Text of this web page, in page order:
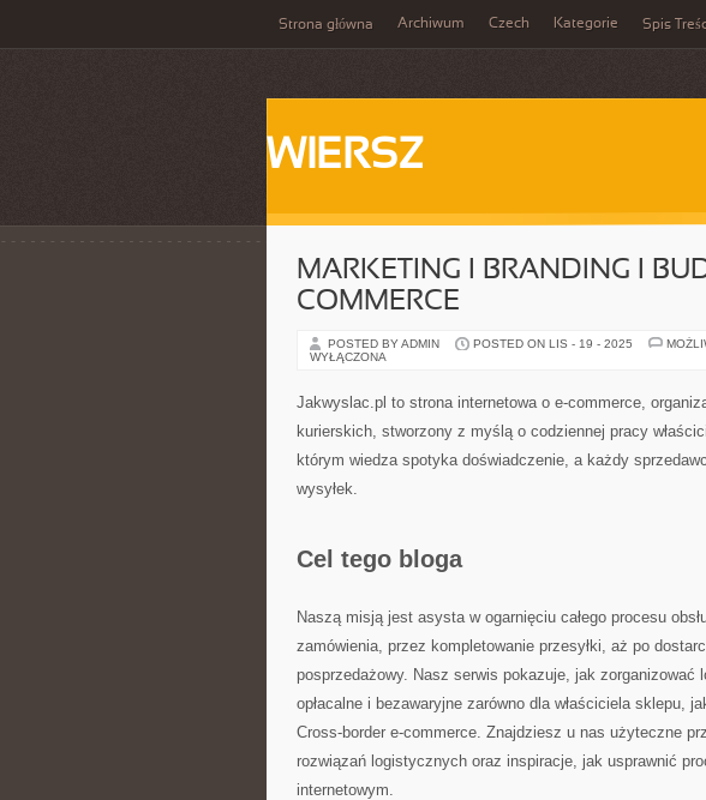
Strona główna Archiwum Czech Kategorie Spis
WIERSZ
MARKETING I BRANDING I
COMMERCE
POSTED BY ADMIN POSTED ON LIS - 19 - 2025
WYŁĄCZONA
Jakwyslac.pl to strona internetowa o e-commerce,
kurierskich, stworzony z myślą o codziennej pracy
którym wiedza spotyka doświadczenie, a każdy
wysyłek.
Cel tego bloga
Naszą misją jest asysta w ogarnięciu całego procesu
zamówienia, przez kompletowanie przesyłki, aż po
posprzedażowy. Nasz serwis pokazuje, jak zorganizować
opłacalne i bezawaryjne zarówno dla właściciela sklepu,
Cross-border e-commerce. Znajdziesz u nas użyteczne
rozwiązań logistycznych oraz inspiracje, jak usprawnić
internetowym.